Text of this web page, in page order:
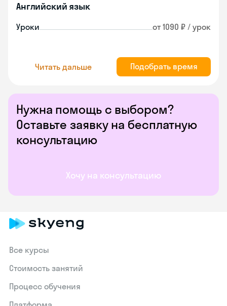
Нужна помощь с выбором?
Оставьте заявку на бесплатную
консультацию
Хочу на консультацию
Английский язык
Уроки от 1090 ₽ / урок
Читать дальше Подобрать время
Все курсы
Стоимость занятий
Процесс обучения